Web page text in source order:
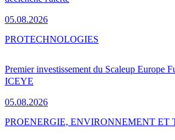
05.08.2026
Premier investissement du Scaleup Europe
ICEYE
05.08.2026
PROTECHNOLOGIES
PROENERGIE, ENVIRONNEMENT ET